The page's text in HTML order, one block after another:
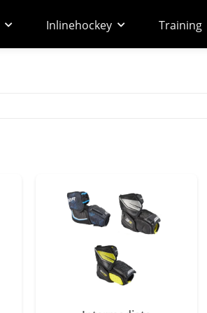
Inlinehockey Training